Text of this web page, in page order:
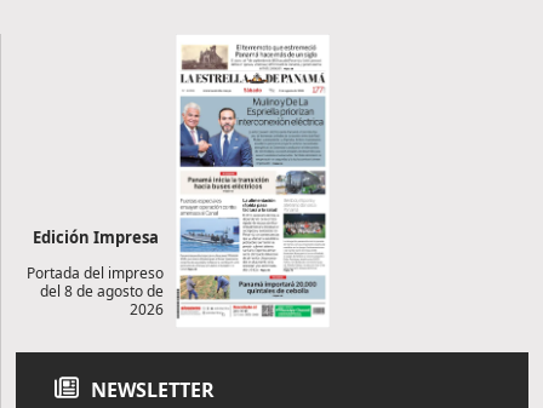
Edición Impresa
Portada del impreso
del 8 de agosto de
2026
NEWSLETTER